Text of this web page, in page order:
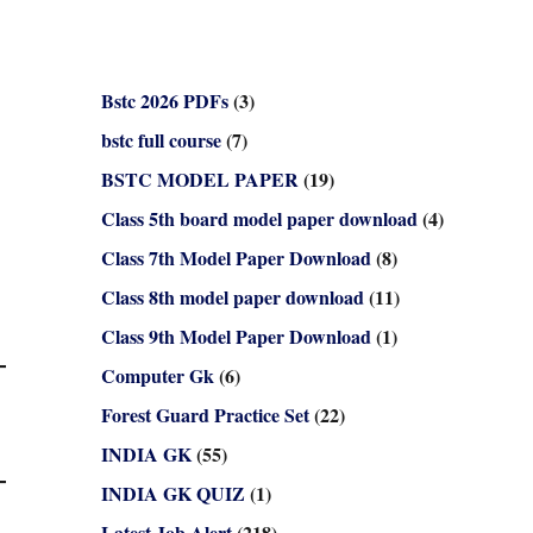
Bstc 2026 PDFs(3)
bstc full course(7)
BSTC MODEL PAPER(19)
Class 5th board model paper download(4)
Class 7th Model Paper Download(8)
Class 8th model paper download(11)
Class 9th Model Paper Download(1)
Computer Gk(6)
Forest Guard Practice Set(22)
INDIA GK(55)
INDIA GK QUIZ (1)